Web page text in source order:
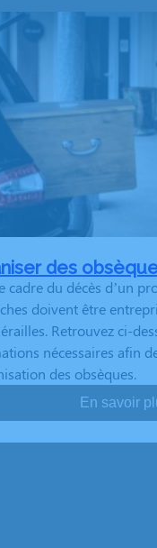
des
cadre du décès d’un
doivent être
Retrouvez ci-
nécessaires afin
des obsèques.
En savoir